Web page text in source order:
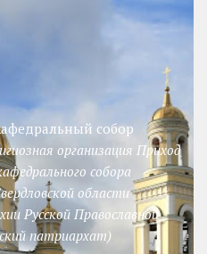
собор
организация Приход
собора
области
Русской Православной
патриархат)